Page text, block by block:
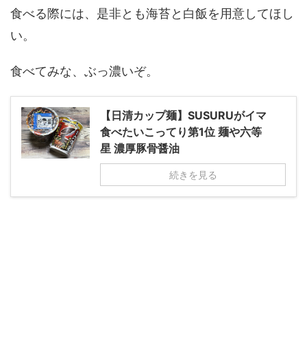
食べる際には、是非とも海苔と白飯を用意してほし
い。
食べてみな、ぶっ濃いぞ。
【日清カップ麺】SUSURUがイマ
食べたいこってり第1位 麺や六等
星 濃厚豚骨醤油
続きを見る